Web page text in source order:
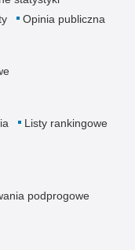
Opinia publiczna
Listy rankingowe
podprogowe